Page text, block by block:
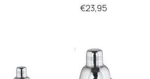
€23,95